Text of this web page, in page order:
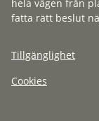
hela vägen från
fatta rätt beslut
Tillgänglighet
Cookies